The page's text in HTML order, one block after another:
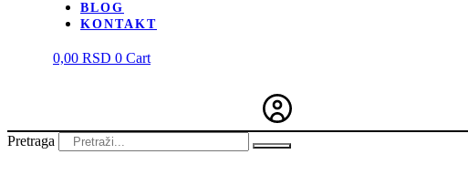
BLOG
KONTAKT
0,00 RSD 0 Cart
Pretraga